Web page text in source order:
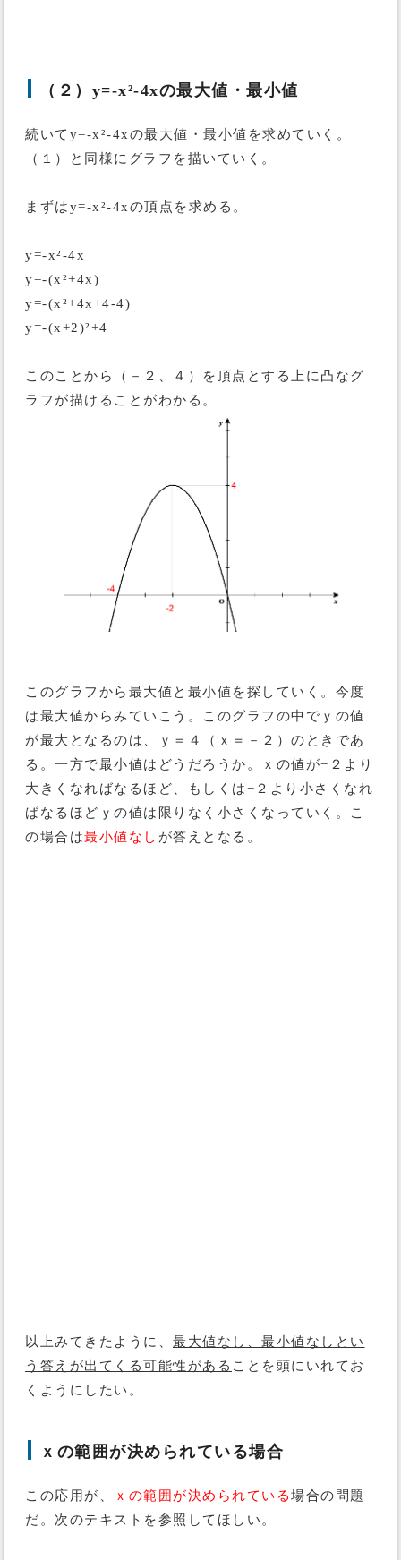
（２）y=-x²-4xの最大値・最小値
続いてy=-x²-4xの最大値・最小値を求めていく。
（１）と同様にグラフを描いていく。
まずはy=-x²-4xの頂点を求める。
y=-x²-4x
y=-(x²+4x)
y=-(x²+4x+4-4)
y=-(x+2)²+4
このことから（－２、４）を頂点とする上に凸なグ
ラフが描けることがわかる。
このグラフから最大値と最小値を探していく。今度
は最大値からみていこう。このグラフの中でｙの値
が最大となるのは、ｙ＝４（ｘ＝－２）のときであ
る。一方で最小値はどうだろうか。ｘの値が−２より
大きくなればなるほど、もしくは−２より小さくなれ
ばなるほどｙの値は限りなく小さくなっていく。こ
の場合は最小値なし が答えとなる。
以上みてきたように、 最大値なし、最小値なしとい
う答えが出てくる可能性がある ことを頭にいれてお
くようにしたい。
ｘの範囲が決められている場合
この応用が、 ｘの範囲が決められている場合の問題
だ。次のテキストを参照してほしい。